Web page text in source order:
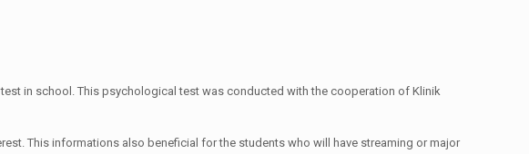
in school. This psychological test was conducted with the cooperation of Klinik
This informations also beneficial for the students who will have streaming or major